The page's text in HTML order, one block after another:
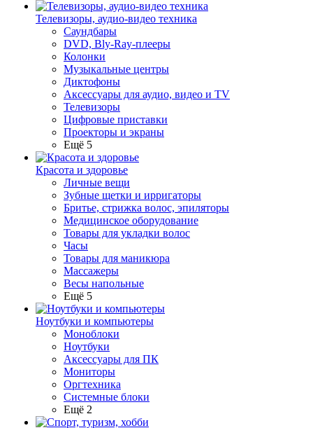
Телевизоры, аудио-видео техника
Саундбары
DVD, Bly-Ray-плееры
Колонки
Музыкальные центры
Диктофоны
Аксессуары для аудио, видео и TV
Телевизоры
Цифровые приставки
Проекторы и экраны
Ещё 5
Красота и здоровье
Личные вещи
Зубные щетки и ирригаторы
Бритье, стрижка волос, эпиляторы
Медицинское оборудование
Товары для укладки волос
Часы
Товары для маникюра
Массажеры
Весы напольные
Ещё 5
Ноутбуки и компьютеры
Моноблоки
Ноутбуки
Аксессуары для ПК
Мониторы
Оргтехника
Системные блоки
Ещё 2